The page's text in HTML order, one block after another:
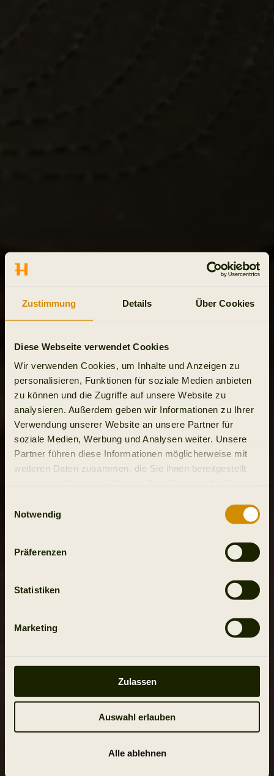
Zustimmung Details Über Cookies
Diese Webseite verwendet Cookies
Wir verwenden Cookies, um Inhalte und Anzeigen zu
personalisieren, Funktionen für soziale Medien anbieten
zu können und die Zugriffe auf unsere Website zu
analysieren. Außerdem geben wir Informationen zu Ihrer
Verwendung unserer Website an unsere Partner für
soziale Medien, Werbung und Analysen weiter. Unsere
Partner führen diese Informationen möglicherweise mit
weiteren Daten zusammen, die Sie ihnen bereitgestellt
Notwendig
Präferenzen
Statistiken
Marketing
Zulassen
Auswahl erlauben
Alle ablehnen